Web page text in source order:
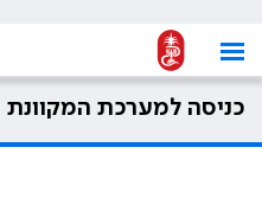
כניסה למערכת המקוונת